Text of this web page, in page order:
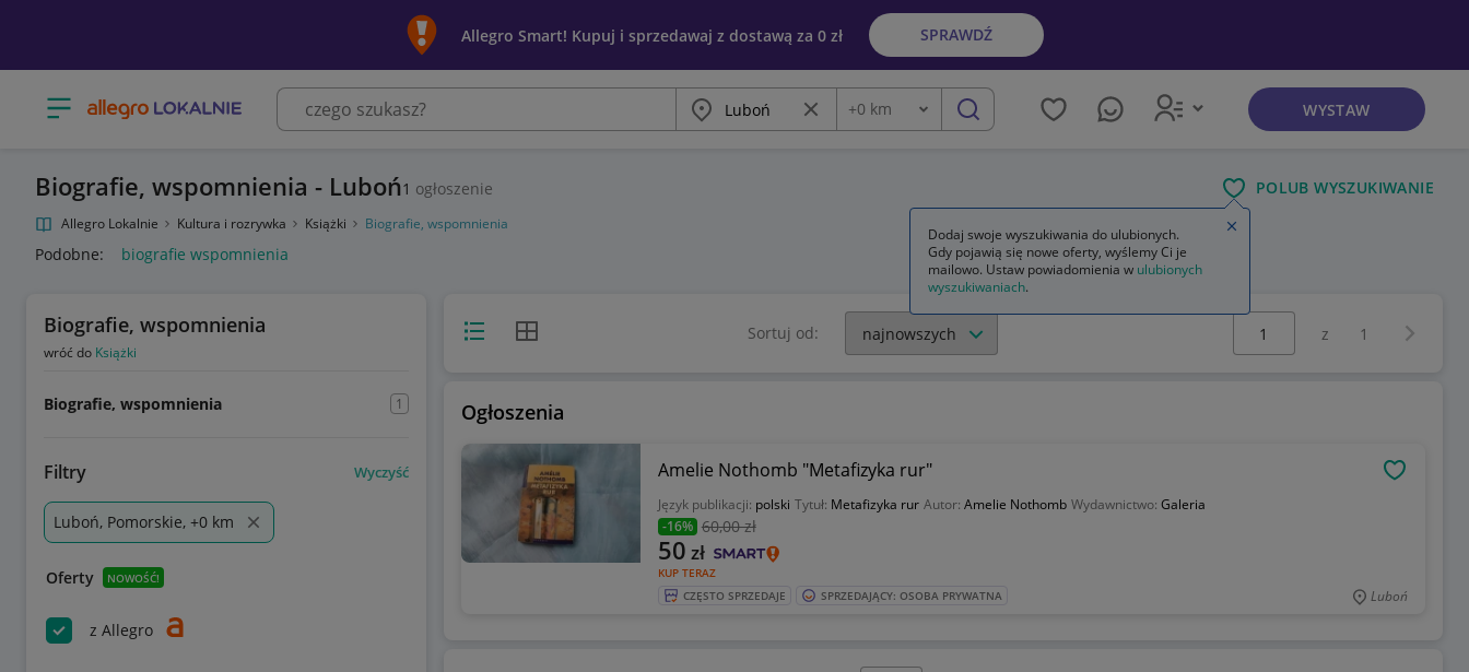
Allegro Smart! Kupuj i sprzedawaj z dostawą za 0 zł SPRAWDŹ
Otwórz menu z kategoriami Miasto Wyczyść frazę
Odległość
+0 km szukaj WYSTAW
Biografie, wspomnienia - Luboń1 ogłoszenie POLUB WYSZUKIWANIE
Allegro Lokalnie Kultura i rozrywka Książki Biografie, wspomnienia
Podobne: biografie wspomnienia
Biografie, wspomnienia
wróć do Książki
Biografie, wspomnienia 1
Filtry Wyczyść
Luboń, Pomorskie, +0 km
Oferty NOWOŚĆ!
z Allegro
Widok listyWidok siatki Sortuj od:
Wybierz stronę:
z 1
Ogłoszenia
Amelie Nothomb "Metafizyka rur"
Język publikacji: polski Tytuł: Metafizyka rur Autor: Amelie Nothomb Wydawnictwo: Galeria
-16% 60,00 zł
KUP TERAZ
50 zł
CZĘSTO SPRZEDAJE SPRZEDAJĄCY: OSOBA PRYWATNA Luboń
Dodaj swoje wyszukiwania do ulubionych.
Gdy pojawią się nowe oferty, wyślemy Ci je
mailowo. Ustaw powiadomienia w ulubionych
wyszukiwaniach.
Zamknij wskazówkę